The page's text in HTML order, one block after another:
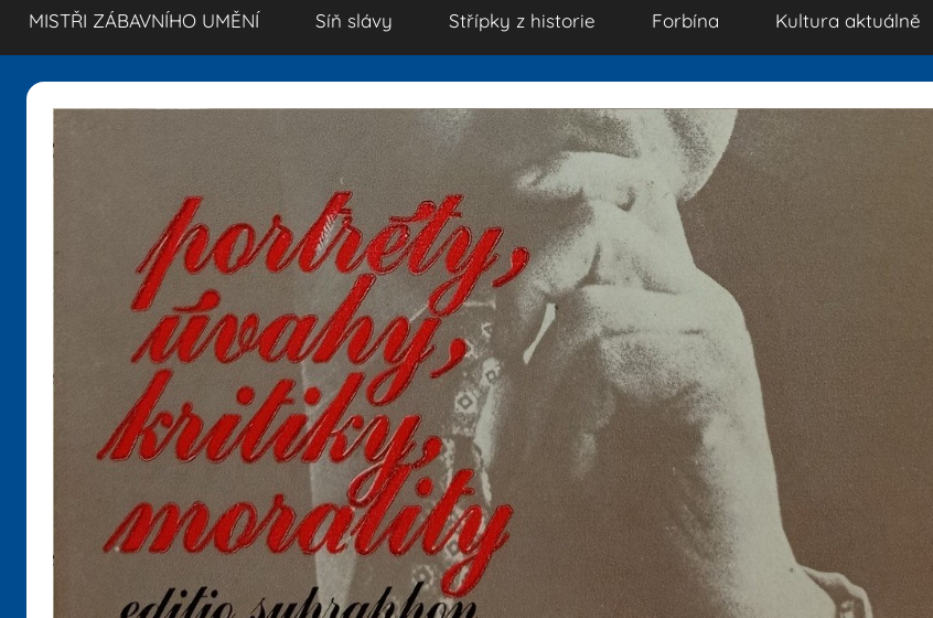
MISTŘI ZÁBAVNÍHO UMĚNÍ Síň slávy Střípky z historie Forbína Kultura aktuálně